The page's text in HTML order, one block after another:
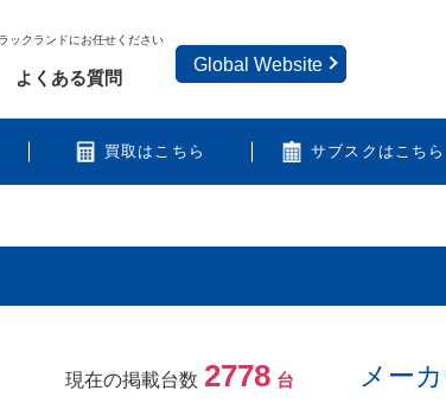
ックランドにお任せください
買取はこちら サブスクはこちら
よくある質問
Global Website
現在の掲載台数 2778 台 メー